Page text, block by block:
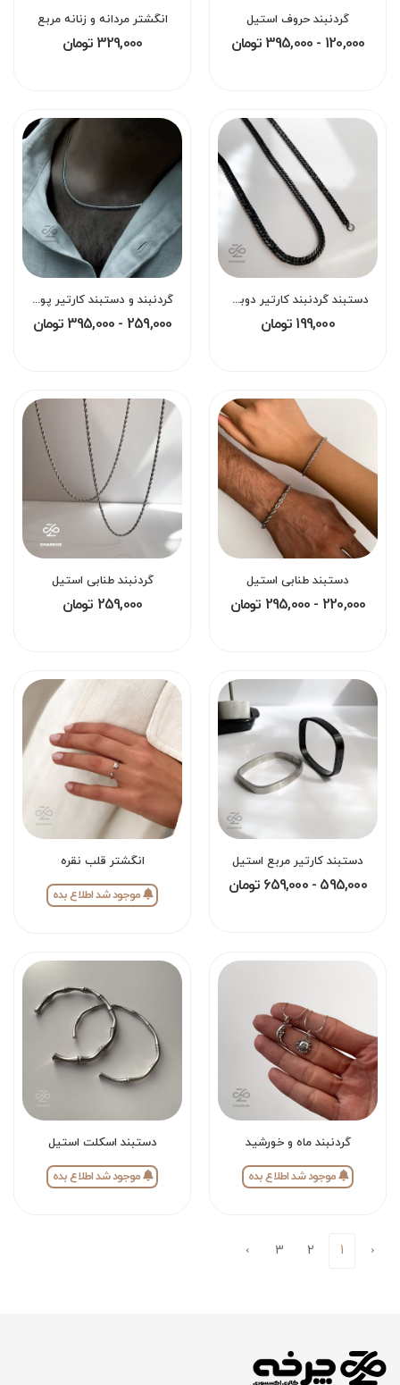
گردنبند حروف استیل
120,000 - 395,000 تومان
انگشتر مردانه‌ و زنانه مربع
329,000 تومان
دستبند گردنبند کارتیر دوبل مشکی
199,000 تومان
گردنبند و دستبند کارتیر پوست ماری
259,000 - 395,000 تومان
دستبند طنابی استیل
220,000 - 295,000 تومان
گردنبند طنابی استیل
259,000 تومان
دستبند کارتیر مربع استیل
595,000 - 659,000 تومان
انگشتر قلب نقره
موجود شد اطلاع بده
گردنبند ماه و خورشید
موجود شد اطلاع بده
دستبند اسکلت استیل
موجود شد اطلاع بده
‹
1
2
3
›